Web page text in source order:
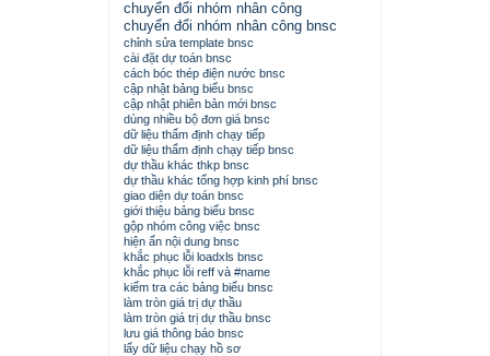
chuyển đổi nhóm nhân công
chuyển đổi nhóm nhân công bnsc
chỉnh sửa template bnsc
cài đặt dự toán bnsc
cách bóc thép điện nước bnsc
cập nhật bảng biểu bnsc
cập nhật phiên bản mới bnsc
dùng nhiều bộ đơn giá bnsc
dữ liệu thẩm định chạy tiếp
dữ liệu thẩm định chạy tiếp bnsc
dự thầu khác thkp bnsc
dự thầu khác tổng hợp kinh phí bnsc
giao diện dự toán bnsc
giới thiệu bảng biểu bnsc
gộp nhóm công việc bnsc
hiện ẩn nội dung bnsc
khắc phục lỗi loadxls bnsc
khắc phục lỗi reff và #name
kiểm tra các bảng biểu bnsc
làm tròn giá trị dự thầu
làm tròn giá trị dự thầu bnsc
lưu giá thông báo bnsc
lấy dữ liệu chạy hồ sơ